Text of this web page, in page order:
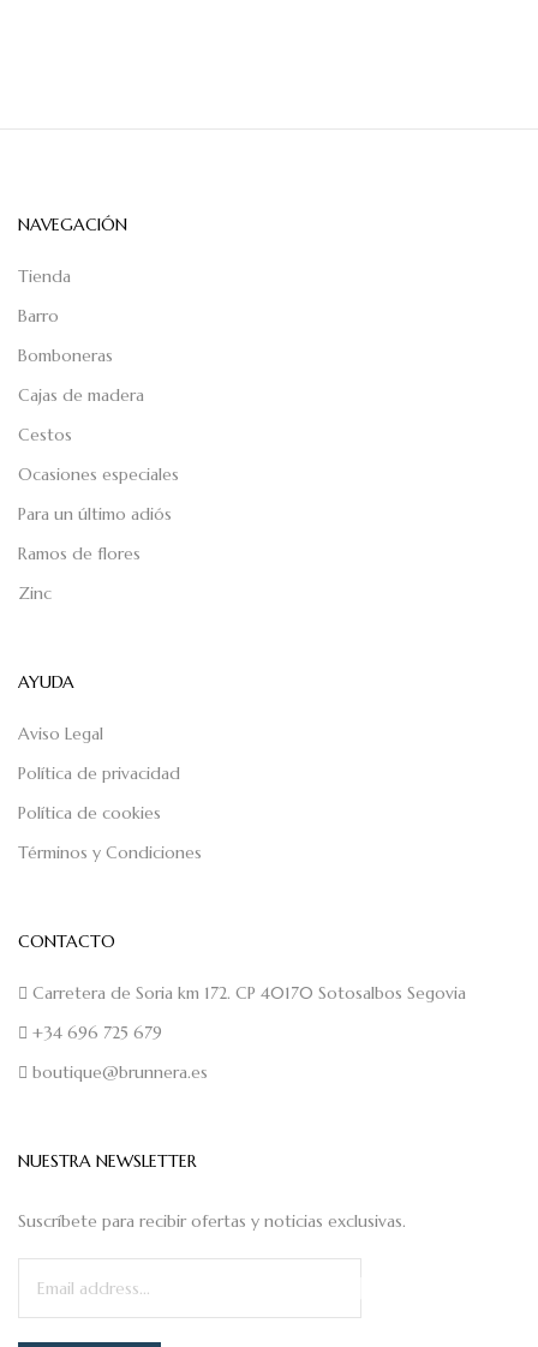
NAVEGACIÓN
Tienda
Barro
Bomboneras
Cajas de madera
Cestos
Ocasiones especiales
Para un último adiós
Ramos de flores
Zinc
AYUDA
Aviso Legal
Política de privacidad
Política de cookies
Términos y Condiciones
CONTACTO
Carretera de Soria km 172. CP 40170 Sotosalbos Segovia
+34 696 725 679
boutique@brunnera.es
NUESTRA NEWSLETTER
Suscríbete para recibir ofertas y noticias exclusivas.